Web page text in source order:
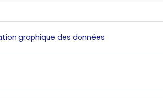
graphique des données